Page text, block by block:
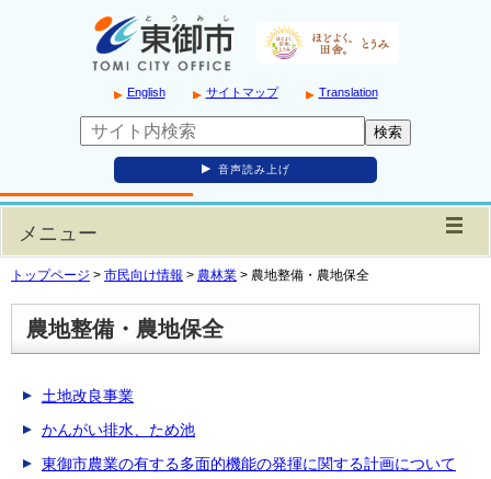
English サイトマップ Translation
音声読み上げ
メニュー
トップページ > 市民向け情報 > 農林業 > 農地整備・農地保全
農地整備・農地保全
土地改良事業
かんがい排水、ため池
東御市農業の有する多面的機能の発揮に関する計画について